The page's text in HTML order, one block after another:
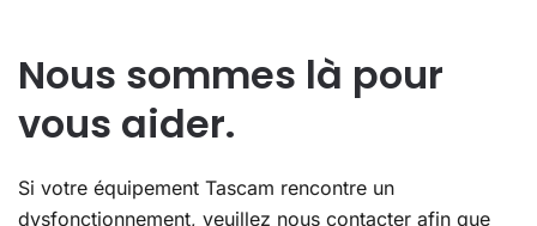
Nous sommes là pour
vous aider.
Si votre équipement Tascam rencontre un
dysfonctionnement, veuillez nous contacter afin que